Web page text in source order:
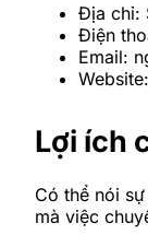
Địa chỉ:
Điện
Email:
Lợi ích
Có thể nói
mà việc